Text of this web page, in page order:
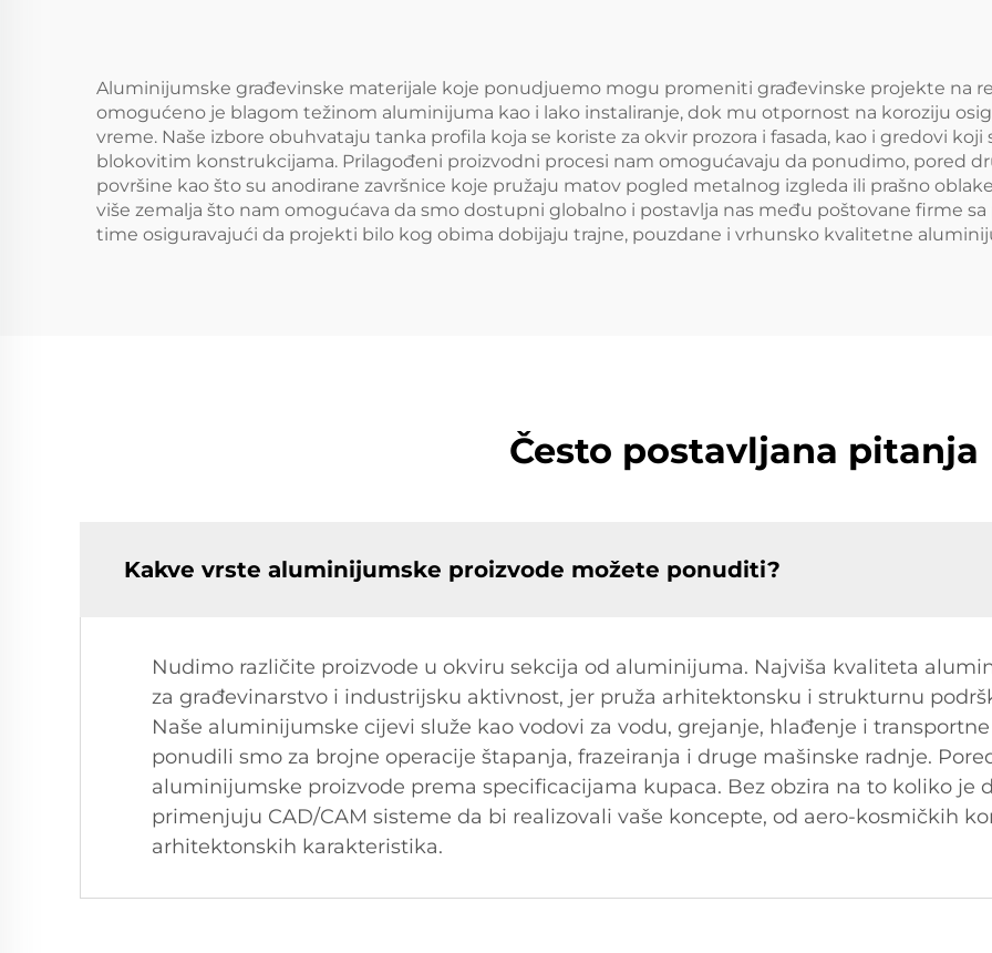
Aluminijumske građevinske materijale koje ponudjuemo mogu promeniti građevinske projekte na
omogućeno je blagom težinom aluminijuma kao i lako instaliranje, dok mu otpornost na koroziju
vreme. Naše izbore obuhvataju tanka profila koja se koriste za okvir prozora i fasada, kao i gredovi
blokovitim konstrukcijama. Prilagođeni proizvodni procesi nam omogućavaju da ponudimo, pored
površine kao što su anodirane završnice koje pružaju matov pogled metalnog izgleda ili prašno
više zemalja što nam omogućava da smo dostupni globalno i postavlja nas među poštovane firme
time osiguravajući da projekti bilo kog obima dobijaju trajne, pouzdane i vrhunsko kvalitetne
Često postavljana pitanja
Kakve vrste aluminijumske proizvode možete ponuditi?
Nudimo različite proizvode u okviru sekcija od aluminijuma. Najviša kvaliteta
za građevinarstvo i industrijsku aktivnost, jer pruža arhitektonsku i strukturnu
Naše aluminijumske cijevi služe kao vodovi za vodu, grejanje, hlađenje i
ponudili smo za brojne operacije štapanja, frazeiranja i druge mašinske radnje.
aluminijumske proizvode prema specificacijama kupaca. Bez obzira na to koliko je
primenjuju CAD/CAM sisteme da bi realizovali vaše koncepte, od aero-kosmičkih
arhitektonskih karakteristika.